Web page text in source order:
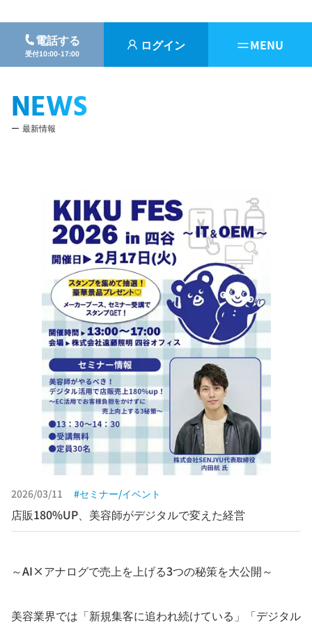
電話する
受付10:00-17:00 ログイン MENU
NEWS
最新情報
2026/03/11 セミナー/イベント
店販180%UP、美容師がデジタルで変えた経営
～AI×アナログで売上を上げる3つの秘策を大公開～
美容業界では「新規集客に追われ続けている」「デジタル